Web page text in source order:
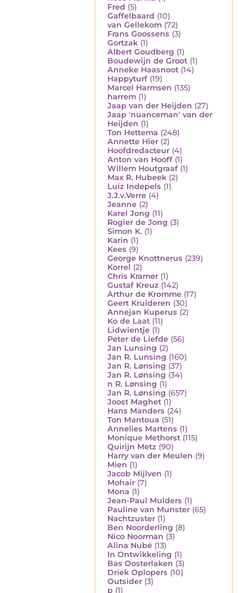
Fred (5)
Gaffelbaard (10)
van Gellekom (72)
Frans Goossens (3)
Gortzak (1)
Albert Goudberg (1)
Boudewijn de Groot (1)
Anneke Haasnoot (14)
Happyturf (19)
Marcel Harmsen (135)
harrem (1)
Jaap van der Heijden (27)
Jaap 'nuanceman' van der
Heijden (1)
Ton Hettema (248)
Annette Hier (2)
Hoofdredacteur (4)
Anton van Hooff (1)
Willem Houtgraaf (1)
Max R. Hubeek (2)
Luíz Indepels (1)
J.J.v.Verre (4)
Jeanne (2)
Karel Jong (11)
Rogier de Jong (3)
Simon K. (1)
Karin (1)
Kees (9)
George Knottnerus (239)
Korrel (2)
Chris Kramer (1)
Gustaf Kreuz (142)
Arthur de Kromme (17)
Geert Kruideren (30)
Annejan Kuperus (2)
Ko de Laat (11)
Lidwientje (1)
Peter de Liefde (56)
Jan Lunsing (2)
Jan R. Lunsing (160)
Jan R. Lønsing (37)
Jan R. Lønsing (34)
n R. Lønsing (1)
Jan R. Lønsing (657)
Joost Maghet (1)
Hans Manders (24)
Ton Mantoua (51)
Annelies Martens (1)
Monique Methorst (115)
Quirijn Metz (90)
Harry van der Meulen (9)
Mien (1)
Jacob Mijlven (1)
Mohair (7)
Mona (1)
Jean-Paul Mulders (1)
Pauline van Munster (65)
Nachtzuster (1)
Ben Noorderling (8)
Nico Noorman (3)
Alina Nubé (13)
In Ontwikkeling (1)
Bas Oosterlaken (3)
Driek Oplopers (10)
Outsider (3)
p (1)